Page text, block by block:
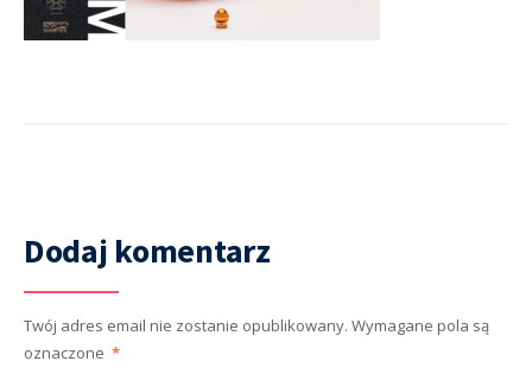
Dodaj komentarz
Twój adres email nie zostanie opublikowany. Wymagane pola są
oznaczone *